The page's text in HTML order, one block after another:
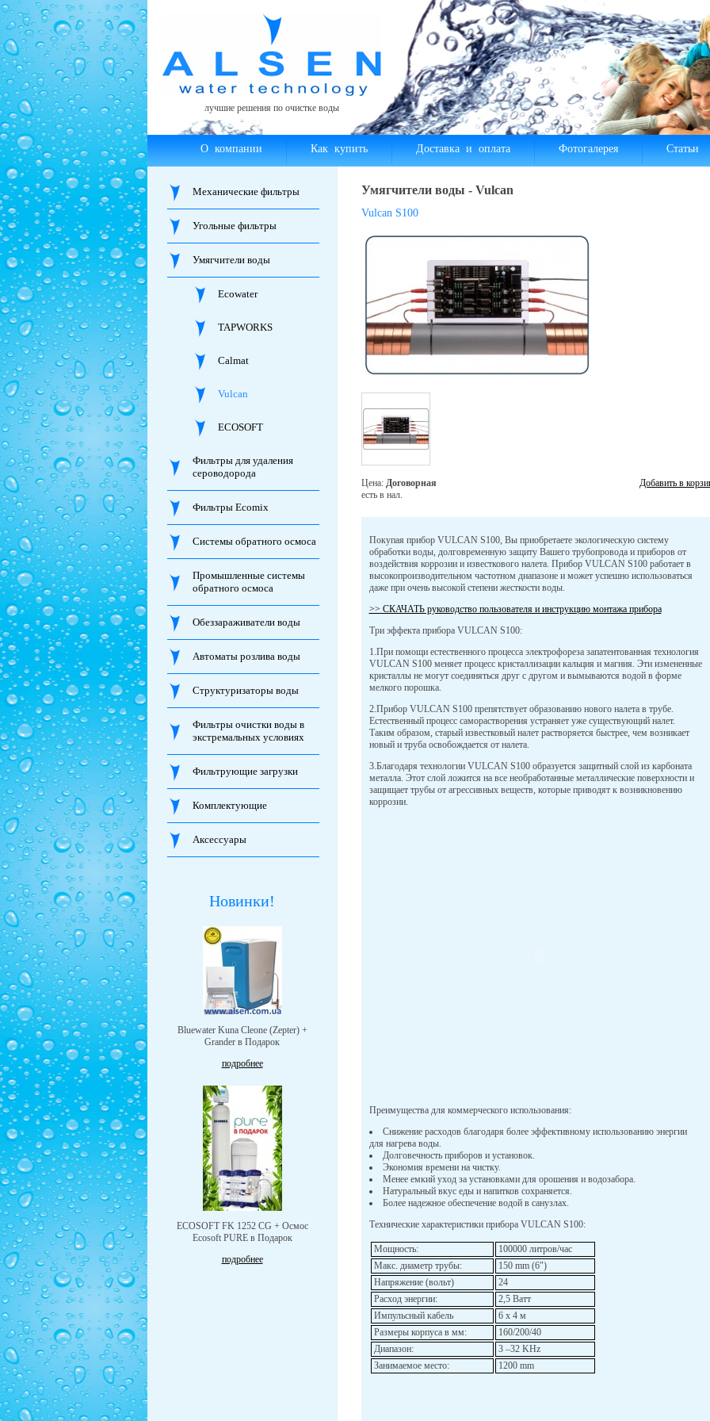
лучшие решения по очистке воды
О компании Как купить Доставка и оплата Фотогалерея Статьи
Механические фильтры
Угольные фильтры
Умягчители воды
Ecowater
TAPWORKS
Calmat
Vulcan
ECOSOFT
Фильтры для удаления
сероводорода
Фильтры Ecomix
Системы обратного осмоса
Промышленные системы
обратного осмоса
Обеззараживатели воды
Автоматы розлива воды
Структуризаторы воды
Фильтры очистки воды в
экстремальных условиях
Фильтрующие загрузки
Комплектующие
Аксессуары
Новинки!
Bluewater Kuna Cleone (Zepter) +
Grander в Подарок
подробнее
ECOSOFT FK 1252 CG + Осмос
Ecosoft PURE в Подарок
подробнее
Умягчители воды - Vulcan
Vulcan S100
Цена: Договорная
есть в нал.
Добавить в
Покупая прибор VULCAN S100, Вы приобретаете экологическую систему
обработки воды, долговременную защиту Вашего трубопровода и приборов от
воздействия коррозии и известкового налета. Прибор VULCAN S100 работает в
высокопроизводительном частотном диапазоне и может успешно использоваться
даже при очень высокой степени жесткости воды.
>> СКАЧАТЬ руководство пользователя и инструкцию монтажа прибора
Три эффекта прибора VULCAN S100:
1.При помощи естественного процесса электрофореза запатентованная технология
VULCAN S100 меняет процесс кристаллизации кальция и магния. Эти измененные
кристаллы не могут соединяться друг с другом и вымываются водой в форме
мелкого порошка.
2.Прибор VULCAN S100 препятствует образованию нового налета в трубе.
Естественный процесс саморастворения устраняет уже существующий налет.
Таким образом, старый известковый налет растворяется быстрее, чем возникает
новый и труба освобождается от налета.
3.Благодаря технологии VULCAN S100 образуется защитный слой из карбоната
металла. Этот слой ложится на все необработанные металлические поверхности и
защищает трубы от агрессивных веществ, которые приводят к возникновению
коррозии.
Преимущества для коммерческого использования:
Снижение расходов благодаря более эффективному использованию энергии
для нагрева воды.
Долговечность приборов и установок.
Экономия времени на чистку.
Менее емкий уход за установками для орошения и водозабора.
Натуральный вкус еды и напитков сохраняется.
Более надежное обеспечение водой в санузлах.
Технические характеристики прибора VULCAN S100:
Мощность:
100000 литров/час
Макс. диаметр трубы:
150 mm (6")
Напряжение (вольт)
24
Расход энергии:
2,5 Ватт
Импульсный кабель
6 x 4 м
Размеры корпуса в мм:
160/200/40
Диапазон:
3 –32 KHz
Занимаемое место:
1200 mm